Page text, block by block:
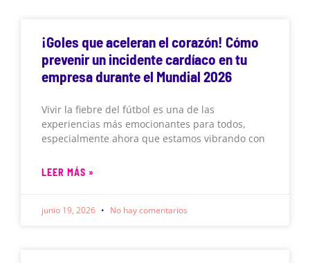
¡Goles que aceleran el corazón! Cómo
prevenir un incidente cardíaco en tu
empresa durante el Mundial 2026
Vivir la fiebre del fútbol es una de las
experiencias más emocionantes para todos,
especialmente ahora que estamos vibrando con
LEER MÁS »
junio 19, 2026 No hay comentarios